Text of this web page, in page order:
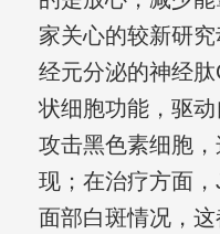
家关心的较新研
经元分泌的神经
状细胞功能，驱
攻击黑色素细胞
现；在治疗方面
面部白斑情况，